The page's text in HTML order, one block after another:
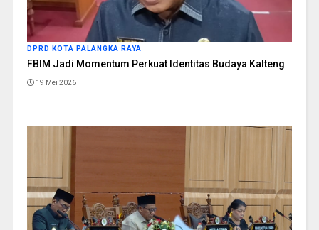
DPRD KOTA PALANGKA RAYA
FBIM Jadi Momentum Perkuat Identitas Budaya Kalteng
19 Mei 2026